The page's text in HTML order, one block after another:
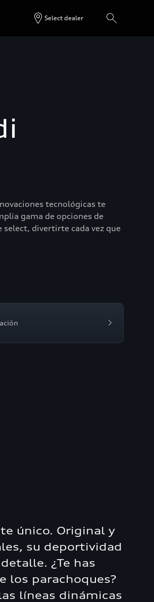
Select dealer
tecnológicas te
gama de opciones de
divertirte cada vez que
único. Original y
su deportividad
¿Te has
los parachoques?
líneas dinámicas